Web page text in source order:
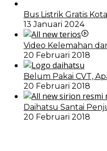
Bus Listrik Gratis
13 Januari 2024
Video Kelemahan
20 Februari 2018
Belum Pakai CVT,
20 Februari 2018
Daihatsu Santai
20 Februari 2018